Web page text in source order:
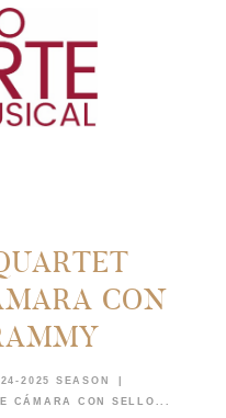
CON
2025 SEASON
CÁMARA CON SELLO...